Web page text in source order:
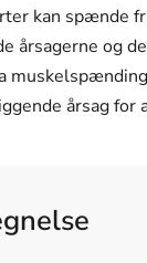
kan spænde
årsagerne og
årsag